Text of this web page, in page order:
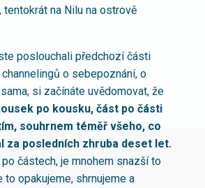
tentokrát na Nilu na ostrově
poslouchali předchozí části
o sebepoznání, o
si začínáte uvědomovat, že
po kousku, část po části
souhrnem téměř všeho, co
za posledních zhruba deset let.
částech, je mnohem snazší to
opakujeme, shrnujeme a